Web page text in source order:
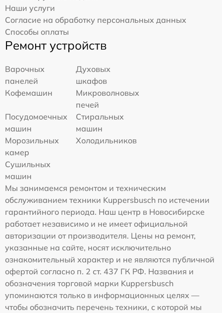
Наши услуги
Согласие на обработку персональных данных
Способы оплаты
Ремонт устройств
Варочных
панелей
Духовых
шкафов
Кофемашин
Микроволновых
печей
Посудомоечных
машин
Стиральных
машин
Морозильных
камер
Холодильников
Сушильных
машин
Мы занимаемся ремонтом и техническим
обслуживанием техники Kuppersbusch по истечении
гарантийного периода. Наш центр в Новосибирске
работает независимо и не имеет официальной
авторизации от производителя. Цены на ремонт,
указанные на сайте, носят исключительно
ознакомительный характер и не являются публичной
офертой согласно п. 2 ст. 437 ГК РФ. Названия и
обозначения торговой марки Kuppersbusch
упоминаются только в информационных целях —
чтобы обозначить перечень техники, с которой мы